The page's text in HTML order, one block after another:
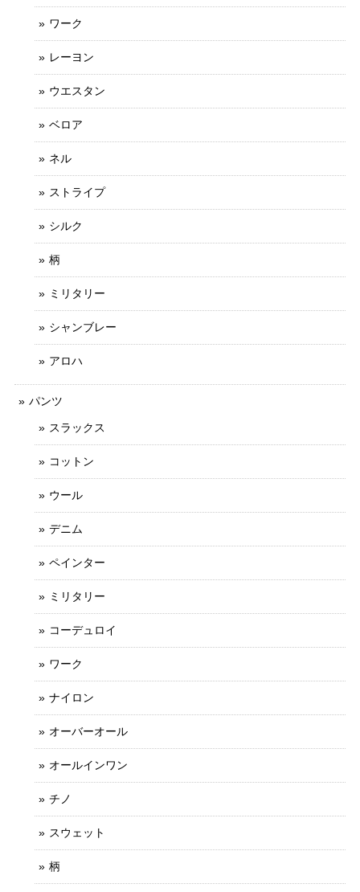
ワーク
レーヨン
ウエスタン
ベロア
ネル
ストライプ
シルク
柄
ミリタリー
シャンブレー
アロハ
パンツ
スラックス
コットン
ウール
デニム
ペインター
ミリタリー
コーデュロイ
ワーク
ナイロン
オーバーオール
オールインワン
チノ
スウェット
柄